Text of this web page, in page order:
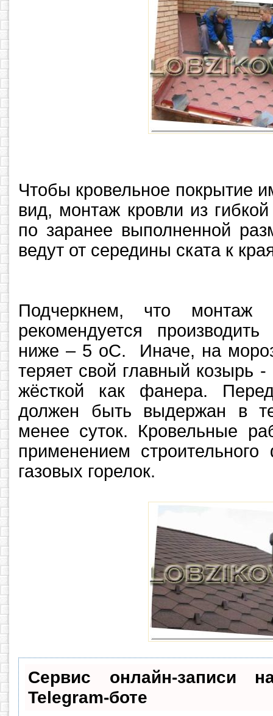
Чтобы кровельное покрытие
вид, монтаж кровли из
по заранее выполненной
ведут от середины ската к
Подчеркнем, что монтаж
рекомендуется
ниже – 5 оС. Иначе, на
теряет свой главный козырь -
жёсткой как фанера.
должен быть выдержан в
менее суток. Кровельные
применением
газовых горелок.
Сервис онлайн-записи
Telegram-боте